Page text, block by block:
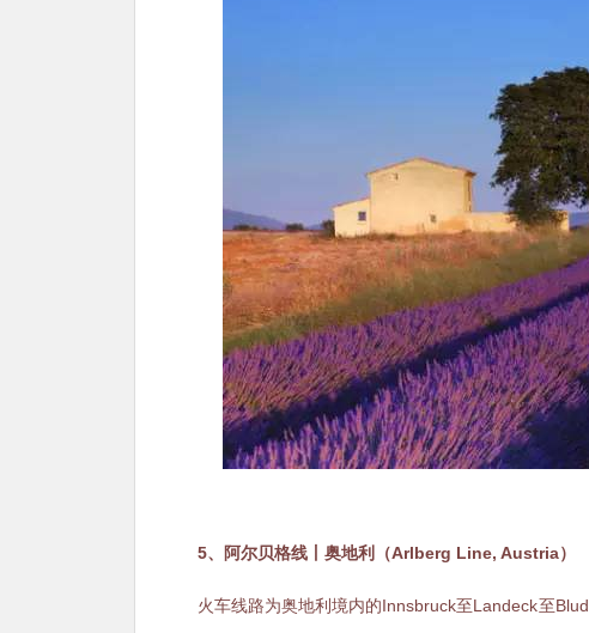
5、阿尔贝格线丨奥地利（Arlberg Line, Austria）
火车线路为奥地利境内的Innsbruck至Landeck至